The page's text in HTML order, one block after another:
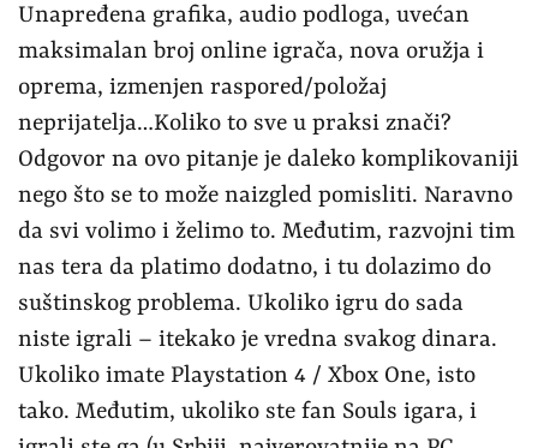
Unapređena grafika, audio podloga, uvećan
maksimalan broj online igrača, nova oružja i
oprema, izmenjen raspored/položaj
neprijatelja…Koliko to sve u praksi znači?
Odgovor na ovo pitanje je daleko komplikovaniji
nego što se to može naizgled pomisliti. Naravno
da svi volimo i želimo to. Međutim, razvojni tim
nas tera da platimo dodatno, i tu dolazimo do
suštinskog problema. Ukoliko igru do sada
niste igrali – itekako je vredna svakog dinara.
Ukoliko imate Playstation 4 / Xbox One, isto
tako. Međutim, ukoliko ste fan Souls igara, i